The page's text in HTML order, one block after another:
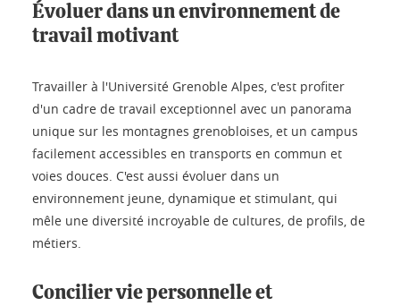
Évoluer dans un environnement de
travail motivant
Travailler à l'Université Grenoble Alpes, c'est profiter
d'un cadre de travail exceptionnel avec un panorama
unique sur les montagnes grenobloises, et un campus
facilement accessibles en transports en commun et
voies douces. C'est aussi évoluer dans un
environnement jeune, dynamique et stimulant, qui
mêle une diversité incroyable de cultures, de profils, de
métiers.
Concilier vie personnelle et